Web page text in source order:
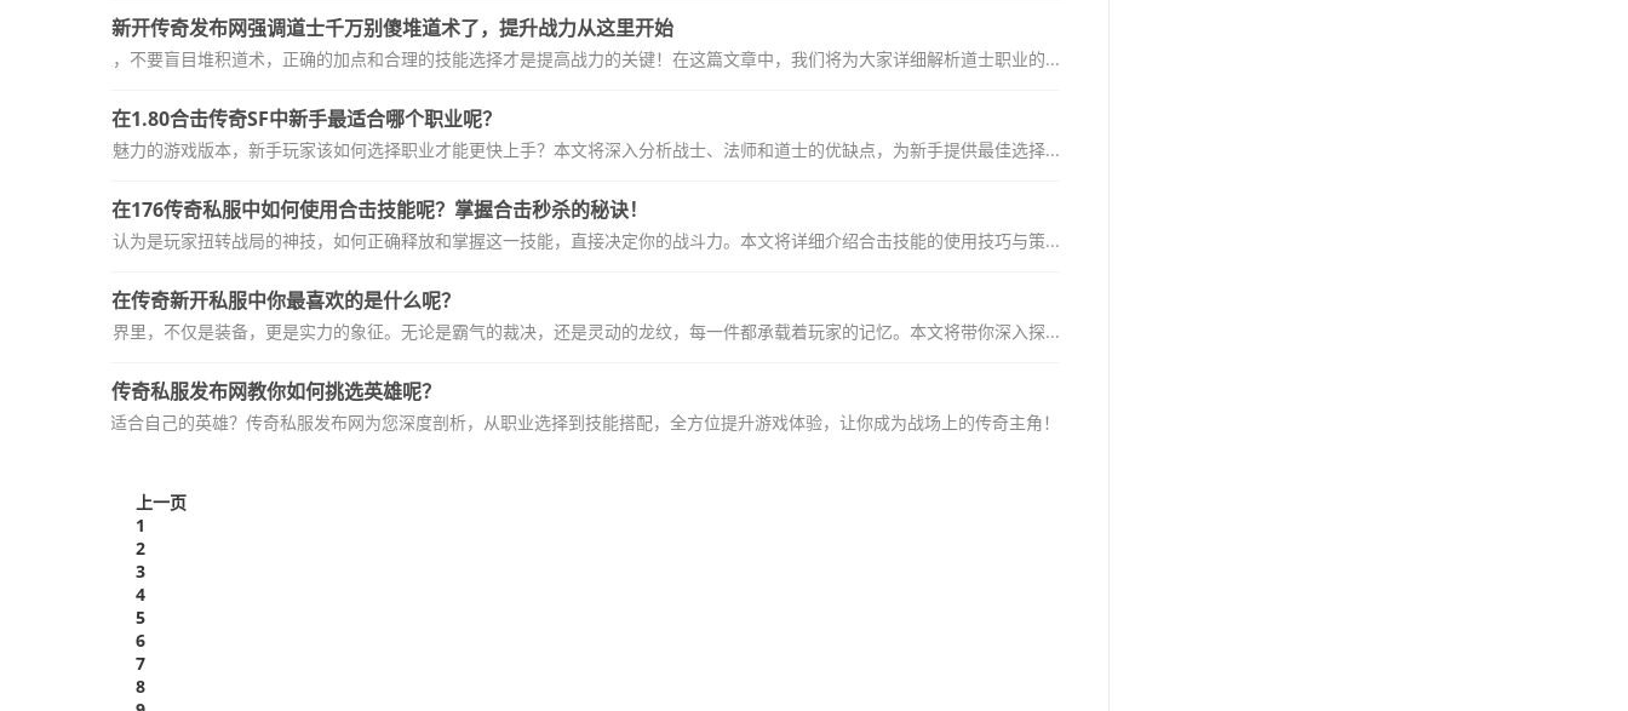
新开传奇发布网强调道士千万别傻堆道术了，提升战力从这里开始
各位道士玩家，不要盲目堆积道术，正确的加点和合理的技能选择才是提高战力的关键！在这篇文章中，我们将为大家详细解析道士职业的...
在1.80合击传奇SF中新手最适合哪个职业呢？
SF是一个极具魅力的游戏版本，新手玩家该如何选择职业才能更快上手？本文将深入分析战士、法师和道士的优缺点，为新手提供最佳选择...
在176传奇私服中如何使用合击技能呢？掌握合击秒杀的秘诀！
，合击技能被认为是玩家扭转战局的神技，如何正确释放和掌握这一技能，直接决定你的战斗力。本文将详细介绍合击技能的使用技巧与策...
在传奇新开私服中你最喜欢的是什么呢？
新开私服的世界里，不仅是装备，更是实力的象征。无论是霸气的裁决，还是灵动的龙纹，每一件都承载着玩家的记忆。本文将带你深入探...
传奇私服发布网教你如何挑选英雄呢？
界中如何挑选适合自己的英雄？传奇私服发布网为您深度剖析，从职业选择到技能搭配，全方位提升游戏体验，让你成为战场上的传奇主角！
上一页
1
2
3
4
5
6
7
8